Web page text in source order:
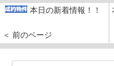
本日の新着情報！！
＜ 前のページ